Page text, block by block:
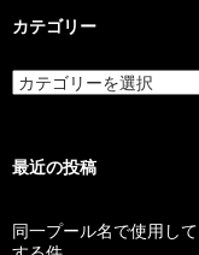
カテゴリー
カ
テ
ー
最近の投稿
同一プール名で使用し